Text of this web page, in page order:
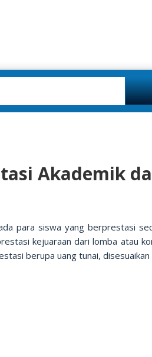
Akademik
para siswa yang berprestasi
kejuaraan dari lomba atau
berupa uang tunai,